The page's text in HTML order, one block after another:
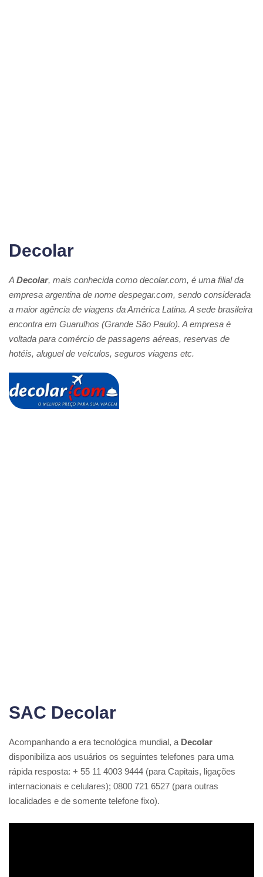
Decolar
A Decolar, mais conhecida como decolar.com, é uma filial da
empresa argentina de nome despegar.com, sendo considerada
a maior agência de viagens da América Latina. A sede brasileira
encontra em Guarulhos (Grande São Paulo). A empresa é
voltada para comércio de passagens aéreas, reservas de
hotéis, aluguel de veículos, seguros viagens etc.
SAC Decolar
Acompanhando a era tecnológica mundial, a Decolar
disponibiliza aos usuários os seguintes telefones para uma
rápida resposta: + 55 11 4003 9444 (para Capitais, ligações
internacionais e celulares); 0800 721 6527 (para outras
localidades e de somente telefone fixo).